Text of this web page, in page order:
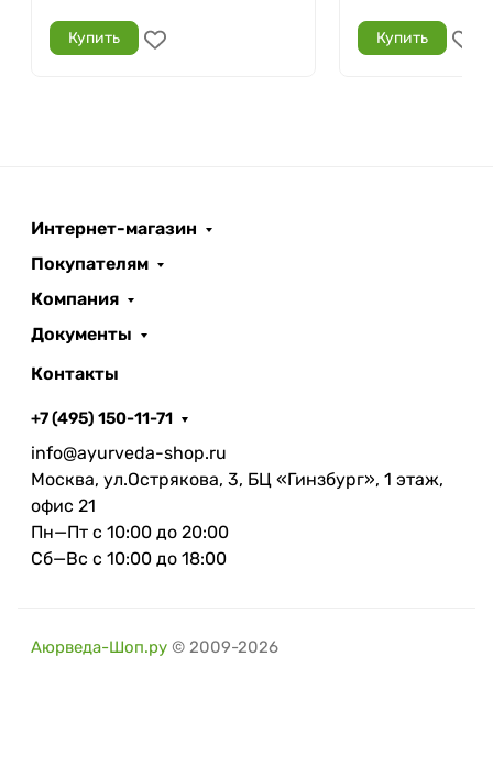
Купить Купить
Интернет-магазин
Покупателям
Компания
Документы
Контакты
+7 (495) 150-11-71
info@ayurveda-shop.ru
Москва, ул.Острякова, 3, БЦ «Гинзбург», 1 этаж,
офис 21
Пн—Пт с 10:00 до 20:00
Сб—Вс с 10:00 до 18:00
Аюрведа-Шоп.ру © 2009-2026